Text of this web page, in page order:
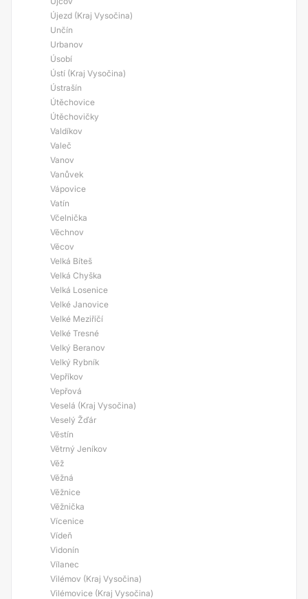
Újezd (Kraj Vysočina)
Unčín
Urbanov
Úsobí
Ústí (Kraj Vysočina)
Ústrašín
Útěchovice
Útěchovičky
Valdíkov
Valeč
Vanov
Vanůvek
Vápovice
Vatín
Včelnička
Věchnov
Věcov
Velká Bíteš
Velká Chyška
Velká Losenice
Velké Janovice
Velké Meziříčí
Velké Tresné
Velký Beranov
Velký Rybník
Vepříkov
Vepřová
Veselá (Kraj Vysočina)
Veselý Žďár
Věstín
Větrný Jeníkov
Věž
Věžná
Věžnice
Věžnička
Vícenice
Vídeň
Vidonín
Vílanec
Vilémov (Kraj Vysočina)
Vilémovice (Kraj Vysočina)